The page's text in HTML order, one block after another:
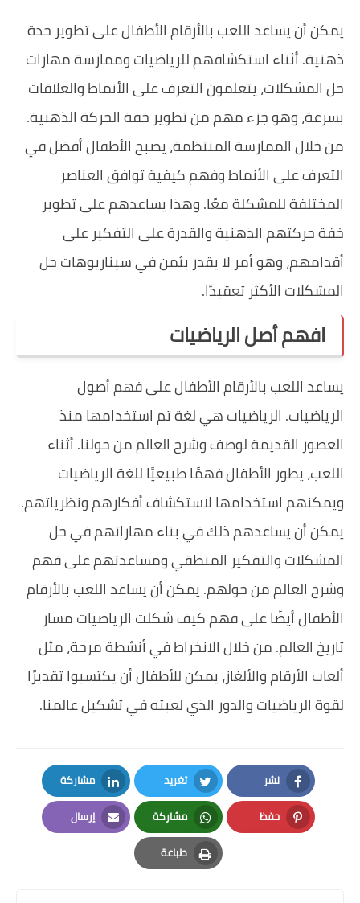
يمكن أن يساعد اللعب بالأرقام الأطفال على تطوير حدة
ذهنية. أثناء استكشافهم للرياضيات وممارسة مهارات
حل المشكلات، يتعلمون التعرف على الأنماط والعلاقات
بسرعة، وهو جزء مهم من تطوير خفة الحركة الذهنية.
من خلال الممارسة المنتظمة، يصبح الأطفال أفضل في
التعرف على الأنماط وفهم كيفية توافق العناصر
المختلفة للمشكلة معًا. وهذا يساعدهم على تطوير
خفة حركتهم الذهنية والقدرة على التفكير على
أقدامهم، وهو أمر لا يقدر بثمن في سيناريوهات حل
المشكلات الأكثر تعقيدًا.
افهم أصل الرياضيات
يساعد اللعب بالأرقام الأطفال على فهم أصول
الرياضيات. الرياضيات هي لغة تم استخدامها منذ
العصور القديمة لوصف وشرح العالم من حولنا. أثناء
اللعب، يطور الأطفال فهمًا طبيعيًا للغة الرياضيات
ويمكنهم استخدامها لاستكشاف أفكارهم ونظرياتهم.
يمكن أن يساعدهم ذلك في بناء مهاراتهم في حل
المشكلات والتفكير المنطقي ومساعدتهم على فهم
وشرح العالم من حولهم. يمكن أن يساعد اللعب بالأرقام
الأطفال أيضًا على فهم كيف شكلت الرياضيات مسار
تاريخ العالم. من خلال الانخراط في أنشطة مرحة، مثل
ألعاب الأرقام والألغاز، يمكن للأطفال أن يكتسبوا تقديرًا
لقوة الرياضيات والدور الذي لعبته في تشكيل عالمنا.
نشر
Facebook
تغريد
Twitter
مشاركة
LinkedIn
حفظ
Pinterest
مشاركة
Whatsapp
إرسال
Email
طباعة
Print